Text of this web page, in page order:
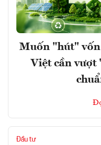
Muốn "hút"
Việt cần
Đầu tư